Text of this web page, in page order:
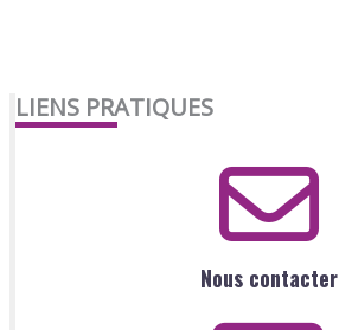
LIENS PRATIQUES
Nous contacter